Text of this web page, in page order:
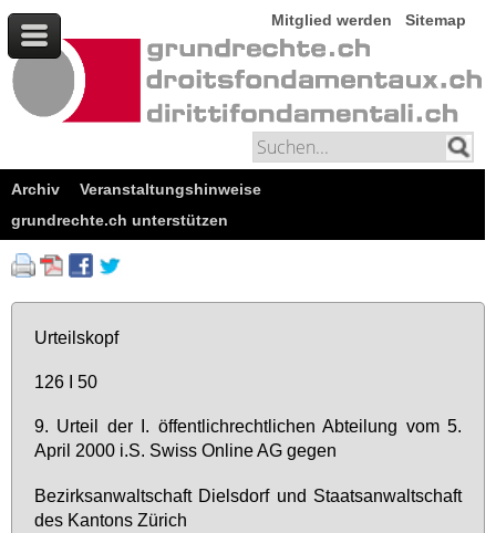
Mitglied werden Sitemap
Archiv
Veranstaltungshinweise
grundrechte.ch unterstützen
Ur­teils­kopf
126 I 50
9. Ur­teil der I. öf­fent­lich­recht­li­chen Ab­tei­lung vom 5.
April 2000 i.S. Swiss On­line AG ge­gen
Be­zirks­an­walt­schaft Diels­dorf und Staats­an­walt­schaft
des Kan­tons Zü­rich